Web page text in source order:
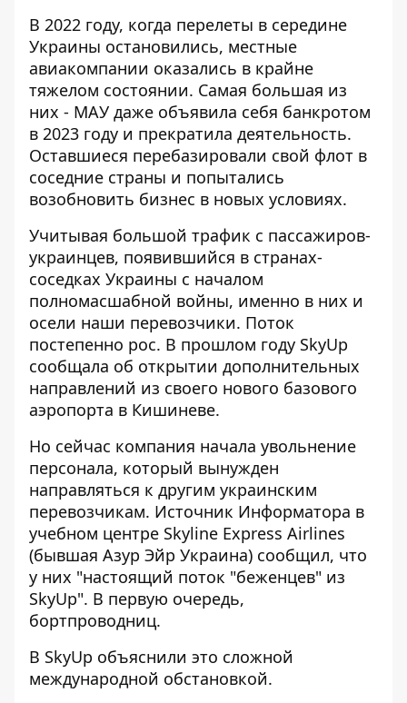
В 2022 году, когда перелеты в середине
Украины остановились, местные
авиакомпании оказались в крайне
тяжелом состоянии. Самая большая из
них - МАУ даже объявила себя банкротом
в 2023 году и прекратила деятельность.
Оставшиеся перебазировали свой флот в
соседние страны и попытались
возобновить бизнес в новых условиях.
Учитывая большой трафик с пассажиров-
украинцев, появившийся в странах-
соседках Украины с началом
полномасшабной войны, именно в них и
осели наши перевозчики. Поток
постепенно рос. В прошлом году SkyUp
сообщала об открытии дополнительных
направлений из своего нового базового
аэропорта в Кишиневе.
Но сейчас компания начала увольнение
персонала, который вынужден
направляться к другим украинским
перевозчикам. Источник Информатора в
учебном центре Skyline Express Airlines
(бывшая Азур Эйр Украина) сообщил, что
у них "настоящий поток "беженцев" из
SkyUp". В первую очередь,
бортпроводниц.
В SkyUp объяснили это сложной
международной обстановкой.